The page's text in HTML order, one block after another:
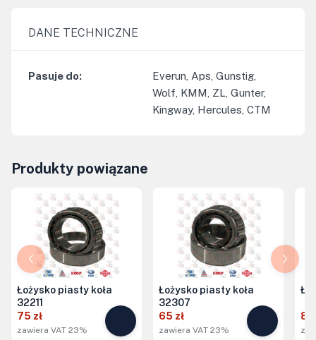
DANE TECHNICZNE
Pasuje do:
Everun, Aps, Gunstig,
Wolf, KMM, ZL, Gunter,
Kingway, Hercules, CTM
Produkty powiązane
Łożysko piasty koła
32211
75 zł
zawiera VAT 23%
Łożysko piasty koła
32307
65 zł
zawiera VAT 23%
85